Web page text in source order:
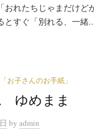
おれたちじゃまだけど
とすぐ「別れる、一緒
お子さんのお手紙」
ゆめまま
by admin